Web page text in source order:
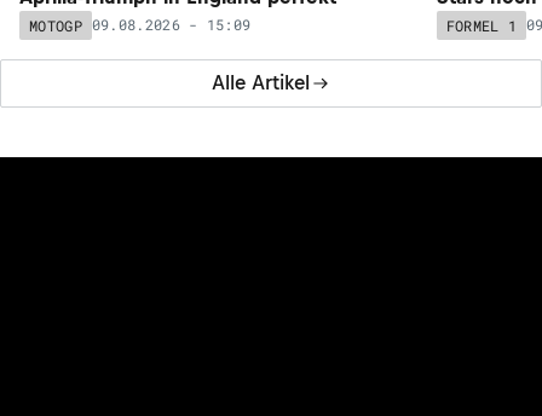
Alle Artikel
MOTOGP 09.08.2026 - 15:09 FORMEL 1